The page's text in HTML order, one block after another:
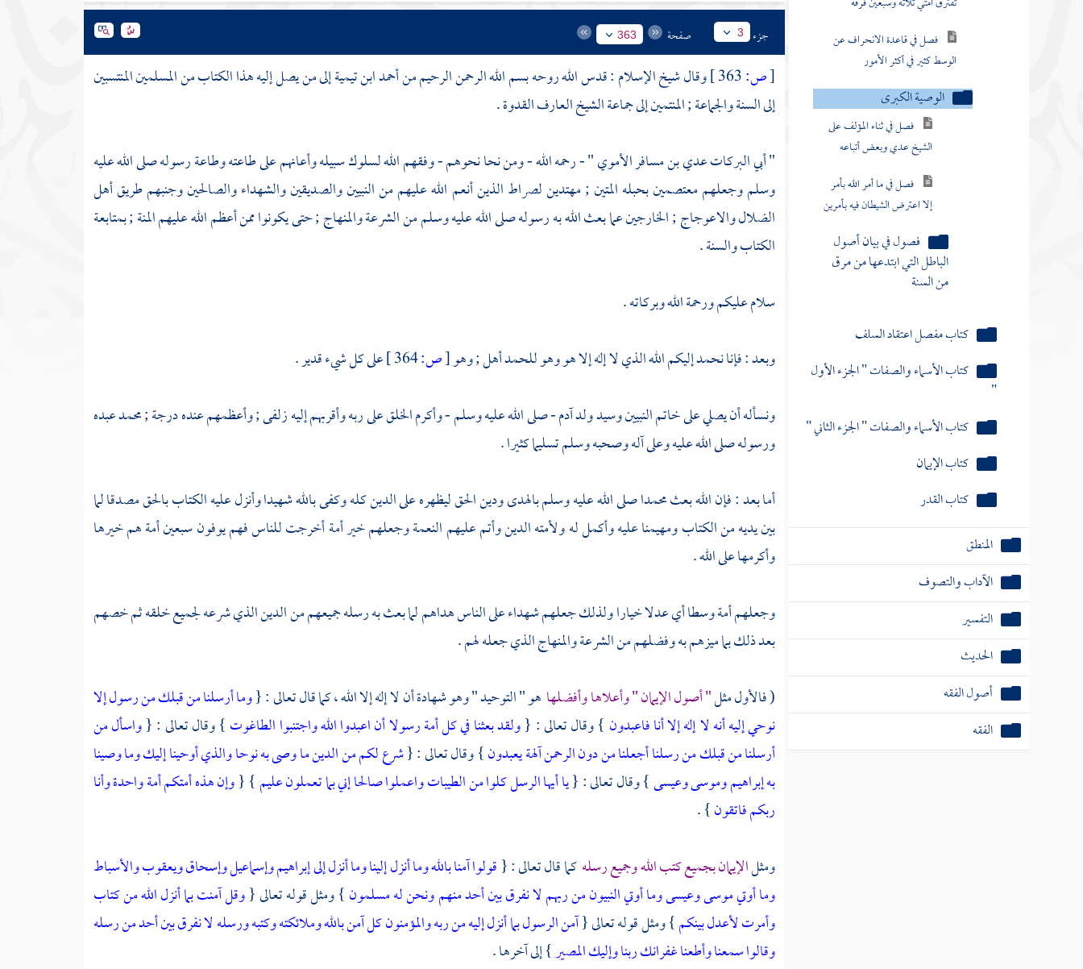
فصل في قاعدة الانحراف عن
الوسط كثير في أكثر الأمور
الوصية الكبرى
فصل في ثناء المؤلف على
الشيخ عدي وبعض أتباعه
فصل في ما أمر الله بأمر
إلا اعترض الشيطان فيه بأمرين
فصول في بيان أصول
الباطل التي ابتدعها من مرق
من السنة
كتاب مفصل اعتقاد السلف
كتاب الأسماء والصفات " الجزء الأول
"
كتاب الأسماء والصفات " الجزء الثاني "
كتاب الإيمان
كتاب القدر
المنطق
الآداب والتصوف
التفسير
الحديث
أصول الفقه
الفقه
جزء 3 صفحة 363
[ص: وقال شيخ الإسلام : قدس الله روحه بسم الله الرحمن الرحيم منأحمد ابن تيميةإلى من يصل إليه هذا الكتاب من المسلمين المنتسبين
إلى السنة والجماعة ; المنتمين إلى جماعة الشيخ العارف القدوة .
" أبي البركات عدي بن مسافر الأموي "- رحمه الله - ومن نحا نحوهم - وفقهم الله لسلوك سبيله وأعانهم على طاعته وطاعة رسوله صلى الله عليه
وسلم وجعلهم معتصمين بحبله المتين ; مهتدين لصراط الذين أنعم الله عليهم من النبيين والصديقين والشهداء والصالحين وجنبهم طريق أهل
الضلال والاعوجاج ; الخارجين عما بعث الله به رسوله صلى الله عليه وسلم من الشرعة والمنهاج ; حتى يكونوا ممن أعظم الله عليهم المنة ; بمتابعة
الكتاب والسنة .
سلام عليكم ورحمة الله وبركاته .
وبعد : فإنا نحمد إليكم الله الذي لا إله إلا هو وهو للحمد أهل ; وهو[ص:
على كل شيء قدير .
ونسأله أن يصلي على خاتم النبيين وسيد ولد آدم - صلى الله عليه وسلم - وأكرم الخلق على ربه وأقربهم إليه زلفى ; وأعظمهم عنده درجة ; محمد عبده
ورسوله صلى الله عليه وعلى آله وصحبه وسلم تسليما كثيرا .
أما بعد : فإن الله بعثمحمداصلى الله عليه وسلم بالهدى ودين الحق ليظهره على الدين كله وكفى بالله شهيدا وأنزل عليه الكتاب بالحق مصدقا لما
بين يديه من الكتاب ومهيمنا عليه وأكمل له ولأمته الدين وأتم عليهم النعمة وجعلهم خير أمة أخرجت للناس فهم يوفون سبعين أمة هم خيرها
وأكرمها على الله .
وجعلهم أمة وسطا أي عدلا خيارا ولذلك جعلهم شهداء على الناس هداهم لما بعث به رسله جميعهم من الدين الذي شرعه لجميع خلقه ثم خصهم
بعد ذلك بما ميزهم به وفضلهم من الشرعة والمنهاج الذي جعله لهم .
( فالأول مثل" أصول الإيمان " وأعلاها وأفضلها هو " التوحيد " وهو شهادة أن لا إله إلا الله ، كما قال تعالى : {وما أرسلنا من قبلك من رسول إلا
نوحي إليه أنه لا إله إلا أنا فاعبدون } وقال تعالى : {ولقد بعثنا في كل أمة رسولا أن اعبدوا الله واجتنبوا الطاغوت} وقال تعالى : {واسأل من
أرسلنا من قبلك من رسلنا أجعلنا من دون الرحمن آلهة يعبدون} وقال تعالى : {شرع لكم من الدين ما وصى به نوحا والذي أوحينا إليك وما وصينا
به إبراهيم وموسى وعيسى} وقال تعالى : {يا أيها الرسل كلوا من الطيبات واعملوا صالحا إني بما تعملون عليم} {وإن هذه أمتكم أمة واحدة وأنا
ربكم فاتقون} .
ومثلالإيمان بجميع كتب الله وجميع رسلهكما قال تعالى : {قولوا آمنا بالله وما أنزل إلينا وما أنزل إلى إبراهيم وإسماعيل وإسحاق ويعقوب والأسباط
وما أوتي موسى وعيسى وما أوتي النبيون من ربهم لا نفرق بين أحد منهم ونحن له مسلمون} ومثل قوله تعالى {وقل آمنت بما أنزل الله من كتاب
وأمرت لأعدل بينكم} ومثل قوله تعالى {آمن الرسول بما أنزل إليه من ربه والمؤمنون كل آمن بالله وملائكته وكتبه ورسله لا نفرق بين أحد من رسله
وقالوا سمعنا وأطعنا غفرانك ربنا وإليك المصير} إلى آخرها .